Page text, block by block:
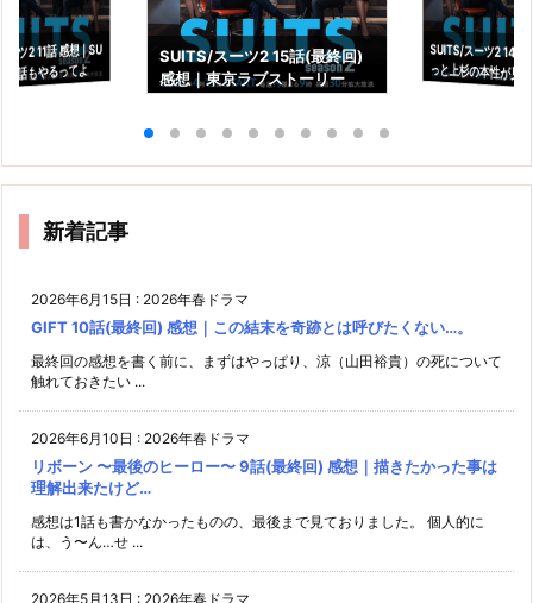
ツ2 11話 感想｜SU
4話もやるってよ
SUITS/スーツ2 15話(最終回)
感想｜東京ラブストーリー
SUITS/スーツ2 14話
っと上杉の本性が
た。
新着記事
2026年6月15日 : 2026年春ドラマ
GIFT 10話(最終回) 感想｜この結末を奇跡とは呼びたくない…。
最終回の感想を書く前に、まずはやっぱり、涼（山田裕貴）の死について
触れておきたい ...
2026年6月10日 : 2026年春ドラマ
リボーン 〜最後のヒーロー〜 9話(最終回) 感想｜描きたかった事は
理解出来たけど…
感想は1話も書かなかったものの、最後まで見ておりました。 個人的に
は、う〜ん…せ ...
2026年5月13日 : 2026年春ドラマ